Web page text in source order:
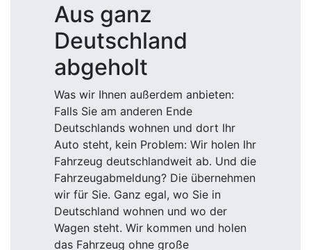
Aus ganz
Deutschland
abgeholt
Was wir Ihnen außerdem anbieten:
Falls Sie am anderen Ende
Deutschlands wohnen und dort Ihr
Auto steht, kein Problem: Wir holen Ihr
Fahrzeug deutschlandweit ab. Und die
Fahrzeugabmeldung? Die übernehmen
wir für Sie. Ganz egal, wo Sie in
Deutschland wohnen und wo der
Wagen steht. Wir kommen und holen
das Fahrzeug ohne große